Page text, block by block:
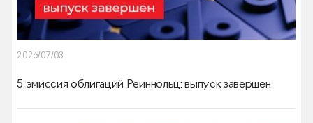
2026/07/03
5 эмиссия облигаций Реиннольц: выпуск завершен